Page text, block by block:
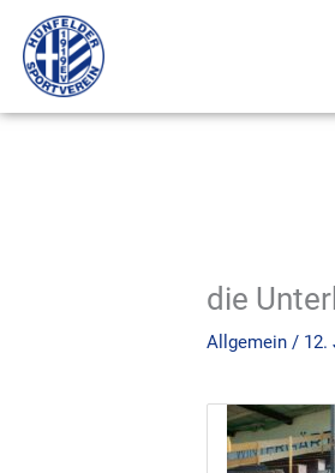
Inhalt
springen
die
Allgemein / 12.